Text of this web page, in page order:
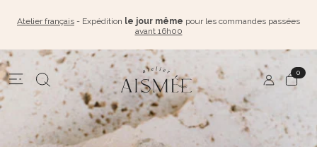
Atelier français - Expédition le jour même pour les commandes passées
avant 16h00
0